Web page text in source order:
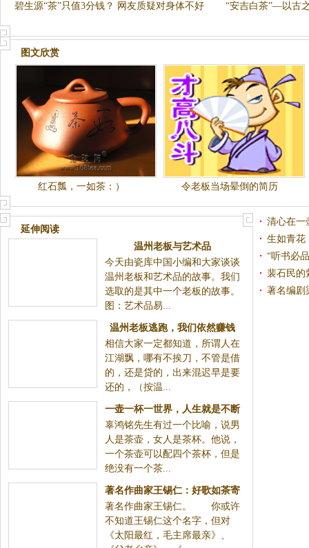
市
碧生源“茶”只值3分钱？ 网友质疑对身体不好 “安吉白茶”—以古
图文欣赏
红石瓢，一如茶：） 令老板当场晕倒的简历
延伸阅读
温州老板与艺术品
今天由瓷库中国小编和大家谈谈
温州老板和艺术品的故事。我们
选取的是其中一个老板的故事。
图：艺术品易...
温州老板逃跑，我们依然赚钱
——艺术品投资之瓷器投资
相信大家一定都知道，所谓人在
江湖飘，哪有不挨刀，不管是借
的，还是贷的，出来混迟早是要
还的，（按温...
一壶一杯一世界，人生就是不断
放低姿态吸纳别人智慧的过程
辜鸿铭先生有过一个比喻，说男
人是茶壶，女人是茶杯。他说，
一个茶壶可以配四个茶杯，但是
绝没有一个茶...
著名作曲家王锡仁：好歌如茶寄
乡
著名作曲家王锡仁。 你或许
不知道王锡仁这个名字，但对
《太阳最红，毛主席最亲》、
清心在
生如青花
“听书必
裴石民的
著名编剧